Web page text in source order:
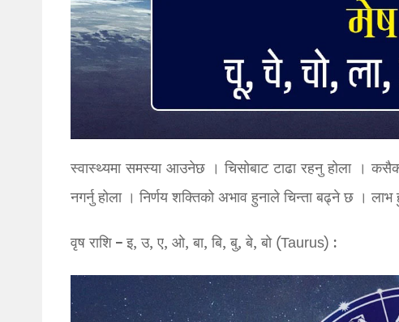
स्वास्थ्यमा समस्या आउनेछ । चिसोबाट टाढा रहनु होला
नगर्नु होला । निर्णय शक्तिको अभाव हुनाले चिन्ता बढ्ने छ ।
वृष राशि – इ, उ, ए, ओ, बा, बि, बु, बे, बो (Taurus) :